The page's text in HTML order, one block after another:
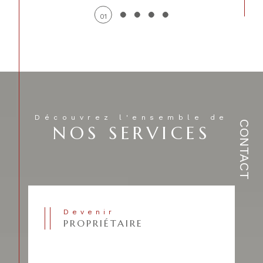
CONTACT
01
Découvrez l'ensemble de
NOS SERVICES
Devenir
PROPRIÉTAIRE